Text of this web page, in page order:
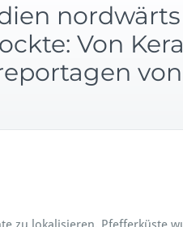
Von
von